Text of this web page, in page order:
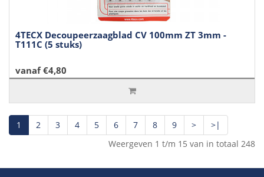
4TECX Decoupeerzaagblad CV 100mm ZT 3mm -
T111C (5 stuks)
vanaf €4,80
1 2 3 4 5 6 7 8 9 >
>|
Weergeven 1 t/m 15 van in totaal 248